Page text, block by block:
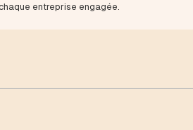
entreprise engagée.